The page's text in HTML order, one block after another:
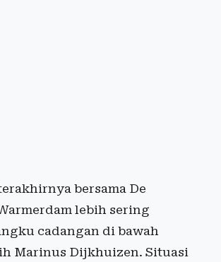
bersama De
lebih sering
cadangan di bawah
Marinus Dijkhuizen. Situasi